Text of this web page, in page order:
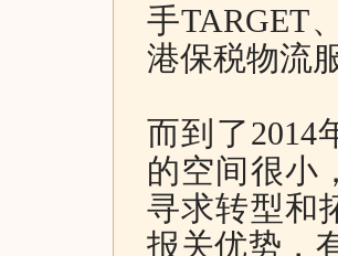
手TARGET
港保税物流
而到了2014
的空间很小
寻求转型和
报关优势，